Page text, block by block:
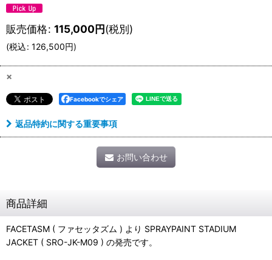
販売価格: 115,000円(税別)
(税込: 126,500円)
×
Facebookでシェア
返品特約に関する重要事項
お問い合わせ
商品詳細
FACETASM ( ファセッタズム ) より SPRAYPAINT STADIUM
JACKET ( SRO-JK-M09 ) の発売です。